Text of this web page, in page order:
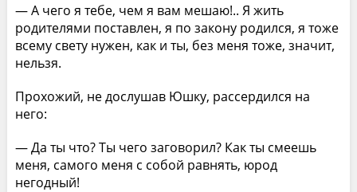
— А чего я тебе, чем я вам мешаю!.. Я жить
родителями поставлен, я по закону родился, я тоже
всему свету нужен, как и ты, без меня тоже, значит,
нельзя.
Прохожий, не дослушав Юшку, рассердился на
него:
— Да ты что? Ты чего заговорил? Как ты смеешь
меня, самого меня с собой равнять, юрод
негодный!